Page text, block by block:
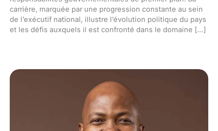
carrière, marquée par une progression constante au sein
de l’exécutif national, illustre l’évolution politique du pays
et les défis auxquels il est confronté dans le domaine […]